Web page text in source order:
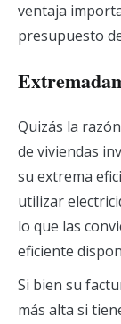
ventaja
presupuesto
Quizás la
de viviendas
su extrema
utilizar
lo que las
eficiente
Si bien su
más alta si